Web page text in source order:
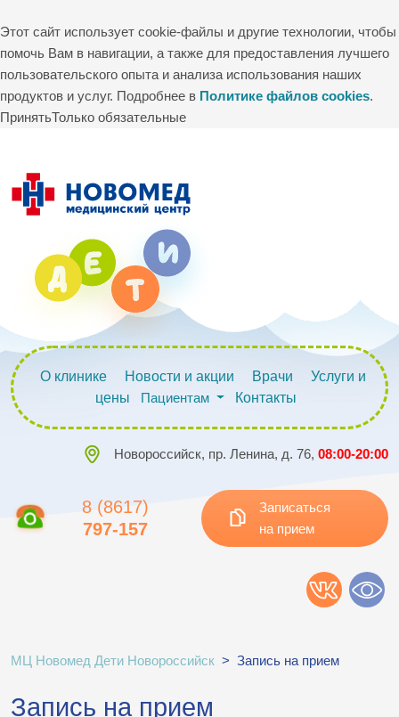
Этот сайт использует cookie-файлы и другие технологии, чтобы
помочь Вам в навигации, а также для предоставления лучшего
пользовательского опыта и анализа использования наших
продуктов и услуг. Подробнее в Политике файлов cookies.
ПринятьТолько обязательные
О клинике Новости и акции Врачи
Услуги и
цены
Пациентам Контакты
Новороссийск, пр. Ленина, д. 76, 08:00-20:00
8 (8617)
797-157
Записаться
на прием
МЦ Новомед Дети Новороссийск > Запись на прием
Запись на прием